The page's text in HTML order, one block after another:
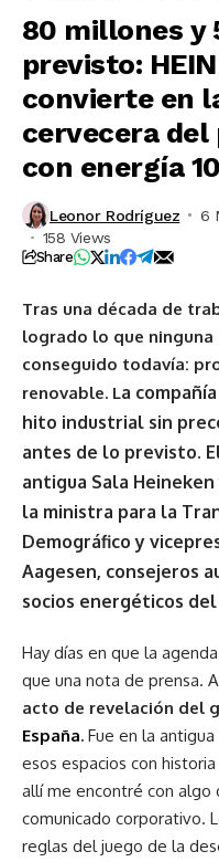
cervecera
renovable
80 millones y
previsto:
convierte en
cervecera del
con energía
Leonor Rodríguez 6
158 Views
Share
Tras una década de
logrado lo que
conseguido todavía:
renovable. La
hito industrial sin
antes de lo previsto.
antigua Sala
la ministra para la
Demográficoy
Aagesen, consejeros
socios energéticos
Hay días en que la
que una nota de prensa.
acto de revelación del
España. Fue en la
esos espacios con
allí me encontré con algo
comunicado corporativo.
reglas del juego de la